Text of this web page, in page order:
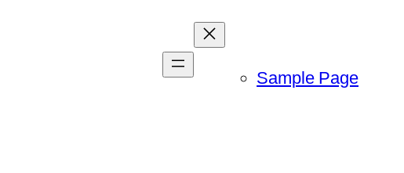
Sample Page